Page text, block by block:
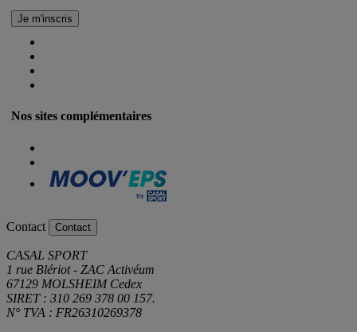
Nos sites complémentaires
Contact Contact
CASAL SPORT
1 rue Blériot - ZAC Activéum
67129 MOLSHEIM Cedex
SIRET : 310 269 378 00 157.
N° TVA : FR26310269378